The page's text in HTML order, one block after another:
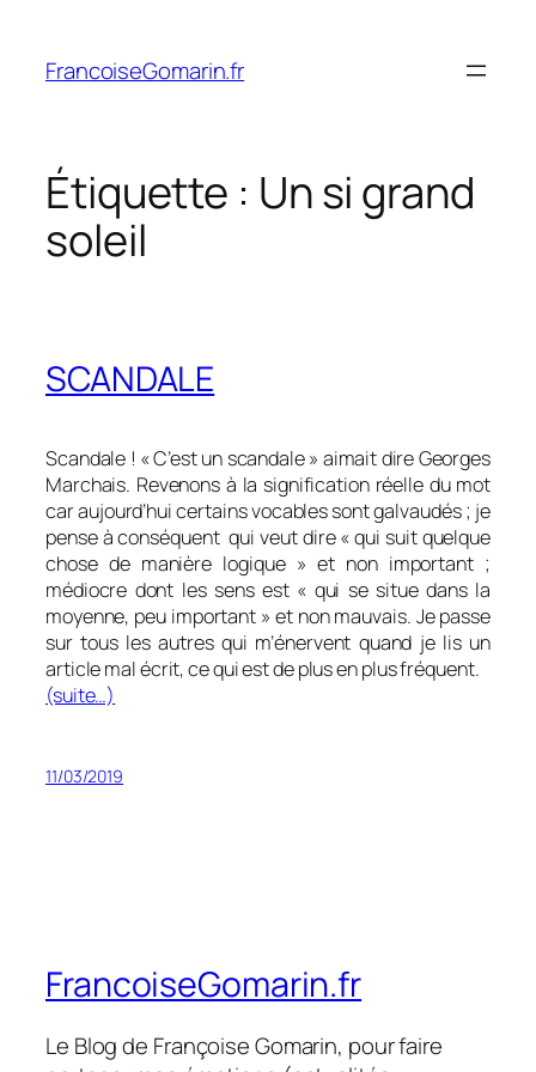
contenu
FrancoiseGomarin.fr
Étiquette : Un si grand
soleil
SCANDALE
Scandale ! « C’est un scandale » aimait dire Georges
Marchais. Revenons à la signification réelle du mot
car aujourd’hui certains vocables sont galvaudés ; je
pense à conséquent qui veut dire « qui suit quelque
chose de manière logique » et non important ;
médiocre dont les sens est « qui se situe dans la
moyenne, peu important » et non mauvais. Je passe
sur tous les autres qui m’énervent quand je lis un
article mal écrit, ce qui est de plus en plus fréquent.
(suite…)
11/03/2019
FrancoiseGomarin.fr
Le Blog de Françoise Gomarin, pour faire